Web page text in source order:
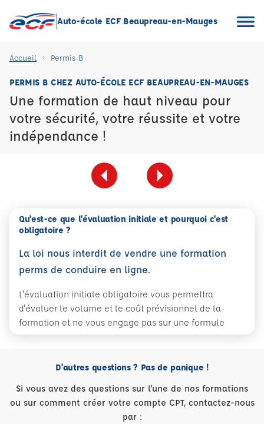
Auto-école ECF Beaupreau-en-Mauges
Accueil Permis B
PERMIS B CHEZ AUTO-ÉCOLE ECF BEAUPREAU-EN-MAUGES
Une formation de haut niveau pour
votre sécurité, votre réussite et votre
indépendance !
Qu'est-ce que l'évaluation initiale et pourquoi c'est
obligatoire ?
La loi nous interdit de vendre une formation
perms de conduire en ligne.
L'évaluation initiale obligatoire vous permettra
d'évaluer le volume et le coût prévisionnel de la
formation et ne vous engage pas sur une formule
D'autres questions ? Pas de panique !
Si vous avez des questions sur l'une de nos formations
ou sur comment créer votre compte CPT, contactez-nous
par :